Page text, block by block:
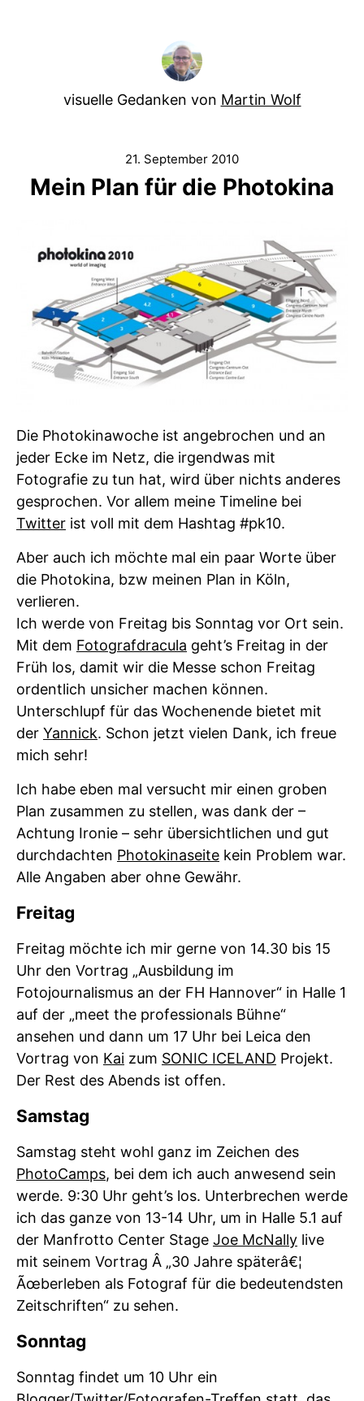
visuelle Gedanken von Martin Wolf
21. September 2010
Mein Plan für die Photokina
Die Photokinawoche ist angebrochen und an
jeder Ecke im Netz, die irgendwas mit
Fotografie zu tun hat, wird über nichts anderes
gesprochen. Vor allem meine Timeline bei
Twitter ist voll mit dem Hashtag #pk10.
Aber auch ich möchte mal ein paar Worte über
die Photokina, bzw meinen Plan in Köln,
verlieren.
Ich werde von Freitag bis Sonntag vor Ort sein.
Mit dem Fotografdracula geht’s Freitag in der
Früh los, damit wir die Messe schon Freitag
ordentlich unsicher machen können.
Unterschlupf für das Wochenende bietet mit
der Yannick. Schon jetzt vielen Dank, ich freue
mich sehr!
Ich habe eben mal versucht mir einen groben
Plan zusammen zu stellen, was dank der –
Achtung Ironie – sehr übersichtlichen und gut
durchdachten Photokinaseite kein Problem war.
Alle Angaben aber ohne Gewähr.
Freitag
Freitag möchte ich mir gerne von 14.30 bis 15
Uhr den Vortrag „Ausbildung im
Fotojournalismus an der FH Hannover“ in Halle 1
auf der „meet the professionals Bühne“
ansehen und dann um 17 Uhr bei Leica den
Vortrag von Kai zum SONIC ICELAND Projekt.
Der Rest des Abends ist offen.
Samstag
Samstag steht wohl ganz im Zeichen des
PhotoCamps, bei dem ich auch anwesend sein
werde. 9:30 Uhr geht’s los. Unterbrechen werde
ich das ganze von 13-14 Uhr, um in Halle 5.1 auf
der Manfrotto Center Stage Joe McNally live
mit seinem Vortrag Â „30 Jahre späterâ€¦
Ãœberleben als Fotograf für die bedeutendsten
Zeitschriften“ zu sehen.
Sonntag
Sonntag findet um 10 Uhr ein